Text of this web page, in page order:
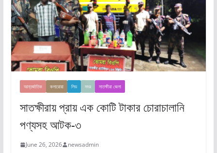
আন্তর্জাতিক কলারোয়া লিড সদর সাতক্ষীরা জেলা
সাতক্ষীরায় প্রায় এক কোটি টাকার চোরাচালানি
পণ্যসহ আটক-৩
June 26, 2026 newsadmin